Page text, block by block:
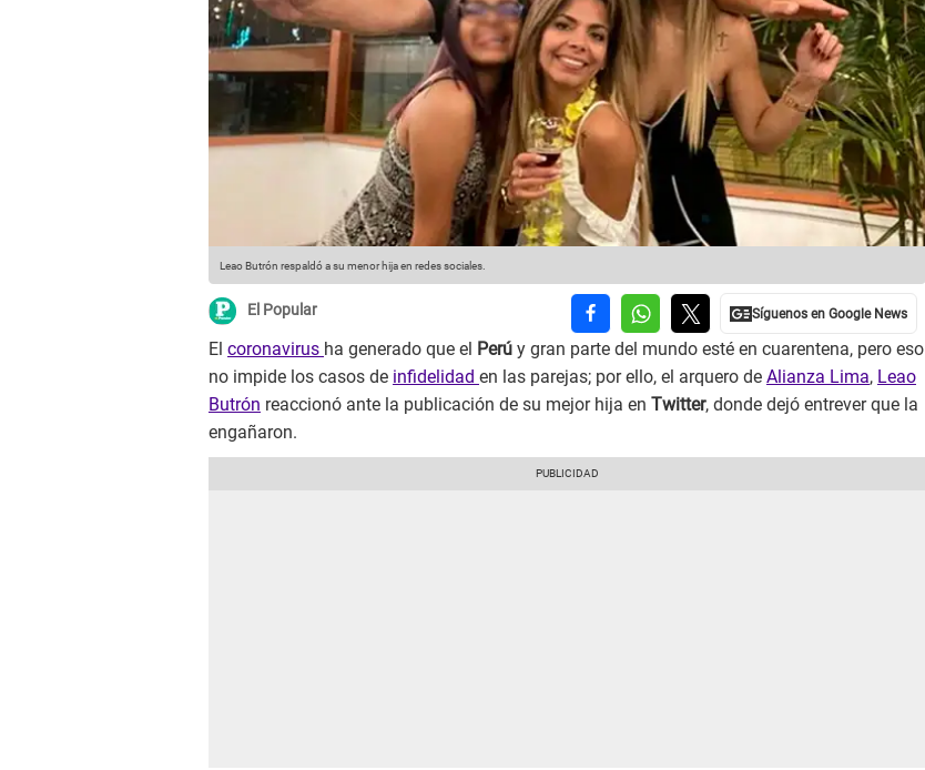
Leao Butrón respaldó a su menor hija en redes sociales.
El Popular
El coronavirus ha generado que el Perú y gran parte del mundo esté en cuarentena, pero eso
no impide los casos de infidelidad en las parejas; por ello, el arquero de Alianza Lima, Leao
Butrón reaccionó ante la publicación de su mejor hija en Twitter, donde dejó entrever que la
engañaron.